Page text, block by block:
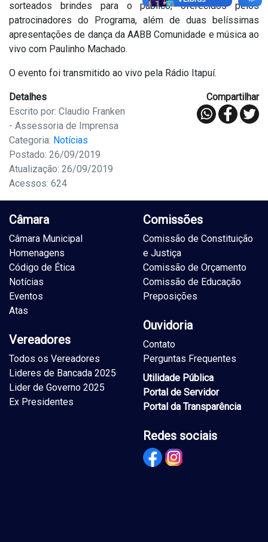
sorteados brindes para o público, oferecidos pelos
patrocinadores do Programa, além de duas belíssimas
apresentações de dança da AABB Comunidade e música ao
vivo com Paulinho Machado.
O evento foi transmitido ao vivo pela Rádio Itapuí.
Detalhes
Escrito por: Claudio Franken
- Assessoria de Imprensa
Categoria: Notícias
Postado: 26/09/2019
Atualização: 26/09/2019
Acessos: 624
Compartilhar
Câmara
Câmara Municipal
Homenagens
Código de Ética
Notícias
Eventos
Atas
Vereadores
Todos os Vereadores
Lideres de Bancada 2025
Lider de Governo 2025
Ex Presidentes
Comissões
Comissão de Constituição
e Justiça
Comissão de Orçamento
Comissão de Educação
Preposições
Ouvidoria
Contato
Perguntas Frequentes
Utilidade Pública
Portal de Servidor
Portal da Transparência
Redes sociais